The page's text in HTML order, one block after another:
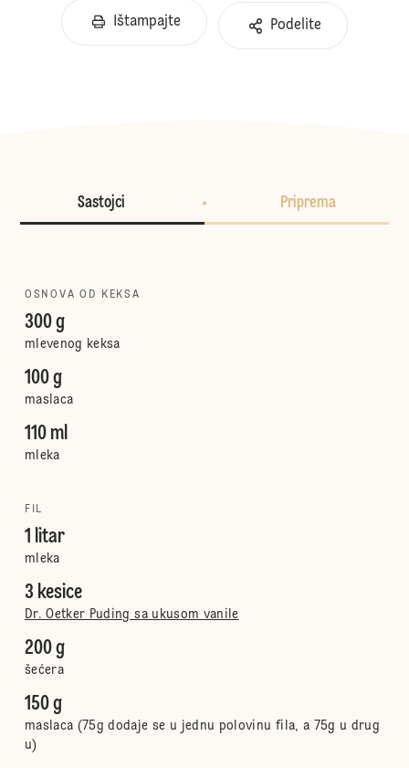
Ištampajte Podelite
Sastojci Priprema
OSNOVA OD KEKSA
300 g
mlevenog keksa
100 g
maslaca
110 ml
mleka
FIL
1 litar
mleka
3 kesice
Dr. Oetker Puding sa ukusom vanile
200 g
šećera
150 g
maslaca (75g dodaje se u jednu polovinu fila, a 75g u drug
u)